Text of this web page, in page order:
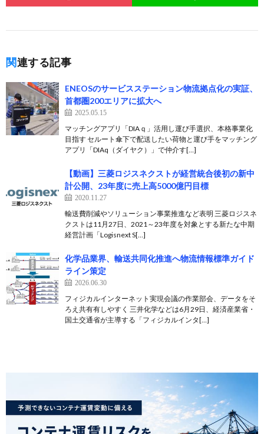
関連する記事
ENEOSのサービスステーション物流拠点化の実証、
首都圏200エリアに拡大へ
2025.05.15
マッチングアプリ「DIAｑ」活用し運び手選択、本格事業化
目指す セルート傘下で配送したい荷物と運び手をマッチング
アプリ「DIAq（ダイヤク）」で仲介す[…]
【動画】三菱ロジスネクストが経営統合後初の新中
計公開、23年度に売上高5000億円目標
2020.11.27
輸送費削減やソリューション事業推進など表明 三菱ロジスネ
クストは11月27日、2021～23年度を対象とする新たな中期
経営計画「Logisnext S[…]
化学品業界、輸送共同化推進へ物流情報標準ガイド
ライン策定
2026.06.30
フィジカルインターネット実現会議の作業部会、データをそ
ろえ共有有しやすく 三井化学などは6月29日、経済産業省・
国土交通省が主導する「フィジカルインタ[…]